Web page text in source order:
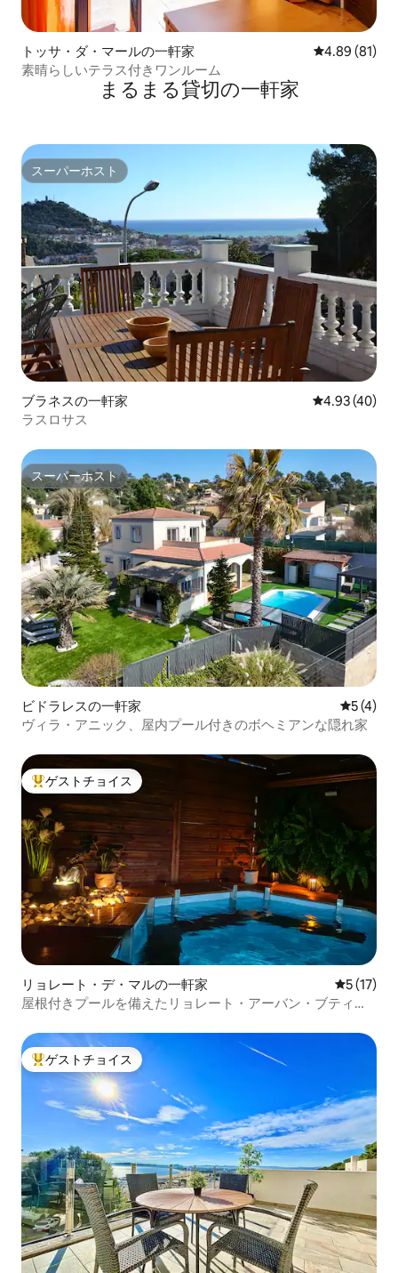
トッサ・ダ・マールの一軒家 レビュー81
4.89 (81)
素晴らしいテラス付きワンルーム
まるまる貸切の一軒家
スーパーホスト
スーパーホスト
ブラネスの一軒家 レビュー40
4.93 (40)
ラスロサス
スーパーホスト
スーパーホスト
ビドラレスの一軒家 レビュー
5 (4)
ヴィラ・アニック、屋内プール付きのボヘミアンな隠れ家
大好評のゲストチョイスです。
ゲストチョイス
リョレート・デ・マルの一軒家 レビュー
5 (17)
屋根付きプールを備えたリョレート・アーバン・ブティッ
大好評のゲストチョイスです。
ゲストチョイス